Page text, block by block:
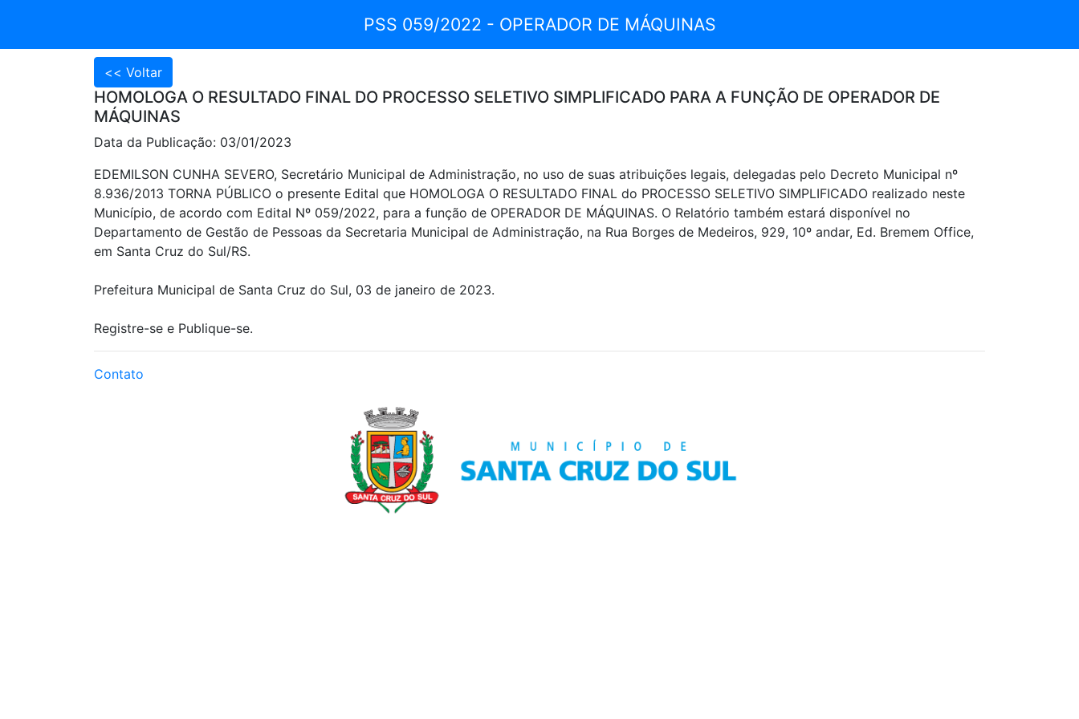
PSS 059/2022 - OPERADOR DE MÁQUINAS
HOMOLOGA O RESULTADO FINAL DO PROCESSO SELETIVO SIMPLIFICADO PARA A FUNÇÃO DE OPERADOR DE
MÁQUINAS
Data da Publicação: 03/01/2023
EDEMILSON CUNHA SEVERO, Secretário Municipal de Administração, no uso de suas atribuições legais, delegadas pelo Decreto Municipal nº
8.936/2013 TORNA PÚBLICO o presente Edital que HOMOLOGA O RESULTADO FINAL do PROCESSO SELETIVO SIMPLIFICADO realizado neste
Município, de acordo com Edital Nº 059/2022, para a função de OPERADOR DE MÁQUINAS. O Relatório também estará disponível no
Departamento de Gestão de Pessoas da Secretaria Municipal de Administração, na Rua Borges de Medeiros, 929, 10º andar, Ed. Bremem Office,
em Santa Cruz do Sul/RS.
Prefeitura Municipal de Santa Cruz do Sul, 03 de janeiro de 2023.
Registre-se e Publique-se.
Contato